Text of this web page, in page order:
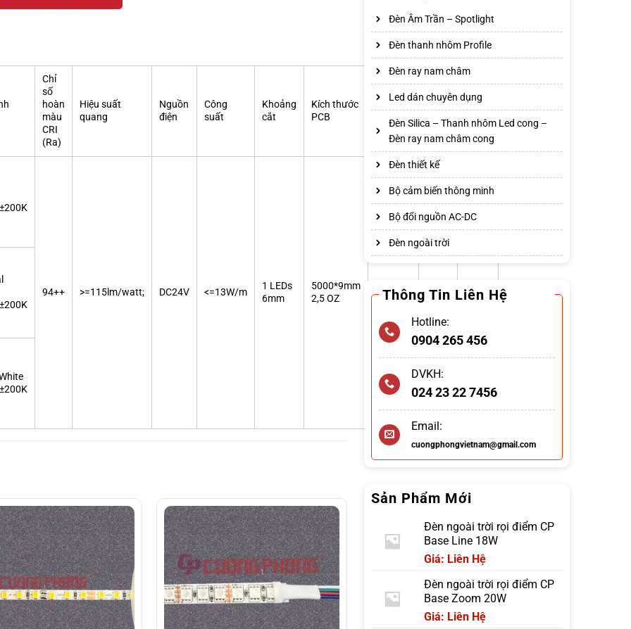
Chỉ
số
hoàn
màu
CRI
(Ra)
Hiệu suất
quang
Nguồn
điện
Công
suất
Khoảng
cắt
Kích thước
PCB
Lumen
(lm/md)
Bảo
hành
Giá
Niêm
yết/m
94++ >=115lm/watt; DC24V <=13W/m
1 LEDs
6mm
5000*9mm
2,5 OZ
1495
years
Đèn Âm Trần – Spotlight
Đèn thanh nhôm Profile
Đèn ray nam châm
Led dán chuyên dụng
Đèn Silica – Thanh nhôm Led cong –
Đèn ray nam châm cong
Đèn thiết kế
Bộ cảm biến thông minh
Bộ đổi nguồn AC-DC
Đèn ngoài trời
Thông Tin Liên Hệ
Hotline:
0904 265 456
DVKH:
024 23 22 7456
Email:
cuongphongvietnam@gmail.com
Sản Phẩm Mới
Đèn ngoài trời rọi điểm CP
Base Line 18W
Giá: Liên Hệ
Đèn ngoài trời rọi điểm CP
Base Zoom 20W
Giá: Liên Hệ